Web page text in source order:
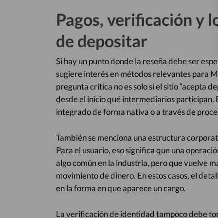
Pagos, verificación y
de depositar
Si hay un punto donde la reseña debe ser
sugiere interés en métodos relevantes para
pregunta crítica no es solo si el sitio “acepta
desde el inicio qué intermediarios participan.
integrado de forma nativa o a través de
También se menciona una estructura
Para el usuario, eso significa que una
algo común en la industria, pero que vuelve
movimiento de dinero. En estos casos, el
en la forma en que aparece un cargo.
La verificación de identidad tampoco debe